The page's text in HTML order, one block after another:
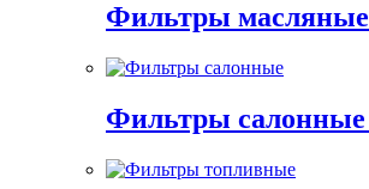
Фильтры масляные
Фильтры салонные